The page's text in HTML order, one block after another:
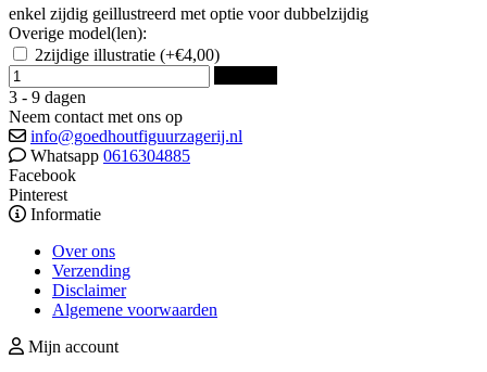
enkel zijdig geillustreerd met optie voor dubbelzijdig
Overige model(len):
2zijdige illustratie (+€4,00)
3 - 9 dagen
Neem contact met ons op
info@goedhoutfiguurzagerij.nl
Whatsapp 0616304885
Facebook
Pinterest
Informatie
Over ons
Verzending
Disclaimer
Algemene voorwaarden
Mijn account